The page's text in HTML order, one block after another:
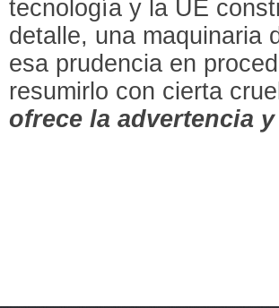
tecnología y la UE
detalle, una maquinaria
esa prudencia en
resumirlo con cierta
ofrece la advertencia